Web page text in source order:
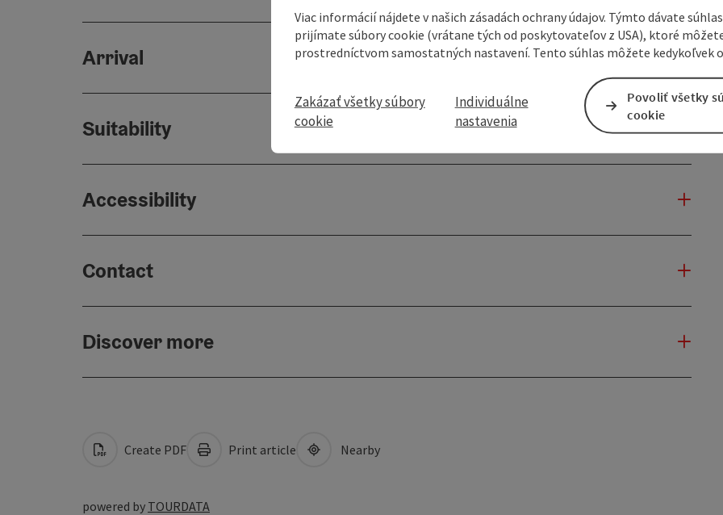
Arrival
Suitability
Accessibility
Contact
Discover more
Create PDF Print article Nearby
powered by TOURDATA
Viac informácií nájdete v našich zásadách ochrany údajov. Týmto dávate
prijímate súbory cookie (vrátane tých od poskytovateľov z USA), ktoré
prostredníctvom samostatných nastavení. Tento súhlas môžete kedykoľvek
Zakázať všetky súbory
cookie
Individuálne
nastavenia
Povoliť všetky
cookie